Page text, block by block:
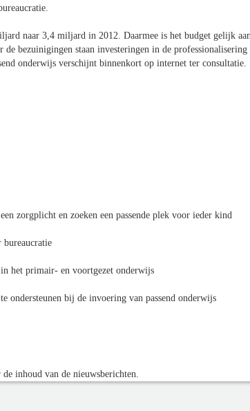
naar 3,4 miljard in 2012. Daarmee is het budget gelijk
bezuinigingen staan investeringen in de professionalisering
onderwijs verschijnt binnenkort op internet ter consultatie.
zorgplicht en zoeken een passende plek voor ieder kind
bureaucratie
het primair- en voortgezet onderwijs
ondersteunen bij de invoering van passend onderwijs
inhoud van de nieuwsberichten.